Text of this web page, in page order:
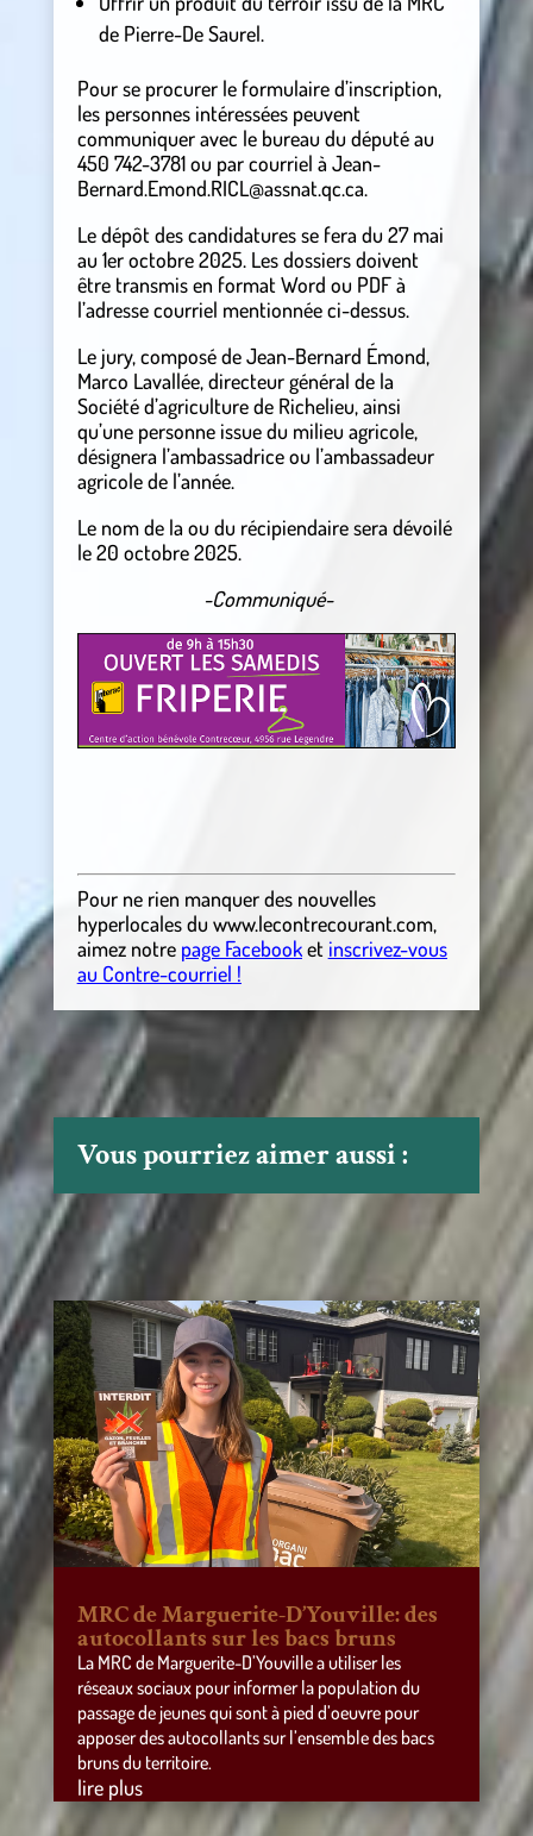
de Pierre-De Saurel.
Pour se procurer le formulaire d’inscription,
les personnes intéressées peuvent
communiquer avec le bureau du député au
450 742-3781 ou par courriel à Jean-
Bernard.Emond.RICL@assnat.qc.ca.
Le dépôt des candidatures se fera du 27 mai
au 1er octobre 2025. Les dossiers doivent
être transmis en format Word ou PDF à
l’adresse courriel mentionnée ci-dessus.
Le jury, composé de Jean-Bernard Émond,
Marco Lavallée, directeur général de la
Société d’agriculture de Richelieu, ainsi
qu’une personne issue du milieu agricole,
désignera l’ambassadrice ou l’ambassadeur
agricole de l’année.
Le nom de la ou du récipiendaire sera dévoilé
le 20 octobre 2025.
-Communiqué-
Pour ne rien manquer des nouvelles
hyperlocalesdu www.lecontrecourant.com,
aimez notre page Facebooket inscrivez-vous
au Contre-courriel !
Vous pourriez aimer aussi :
MRC de Marguerite-D’Youville: des
autocollants sur les bacs bruns
La MRC de Marguerite-D’Youville a utiliser les
réseaux sociaux pour informer la population du
passage de jeunes qui sont à pied d’oeuvre pour
apposer des autocollants sur l’ensemble des bacs
bruns du territoire.
lire plus